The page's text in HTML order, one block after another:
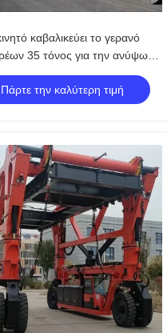
καβαλικεύει το γερανό
35 τόνος για την ανύψωση
μεγέθους φορτίων
Πάρτε την καλύτερη τιμή